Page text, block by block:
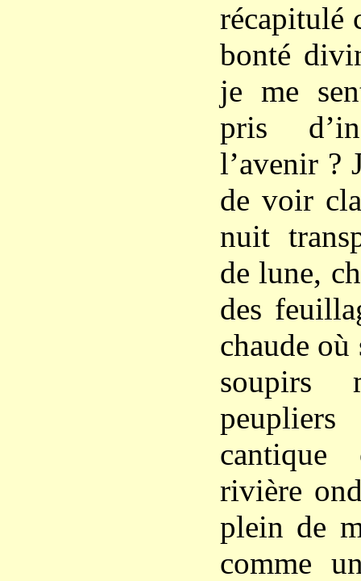
récapitulé
bonté
je me
pris
l’avenir ?
de voir
nuit
de lune,
des
chaude
soupirs
rivière
plein de
comme